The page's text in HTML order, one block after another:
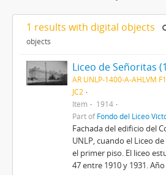
1 results with digital objects
objects
Liceo de Señoritas
AR UNLP-1400-A-AHLVM
JC2
Item
1914
Part ofFondo del Liceo
Fachada del edificio del
UNLP, cuando el Liceo
el primer piso. El liceo
47 entre 1910 y 1931. Año